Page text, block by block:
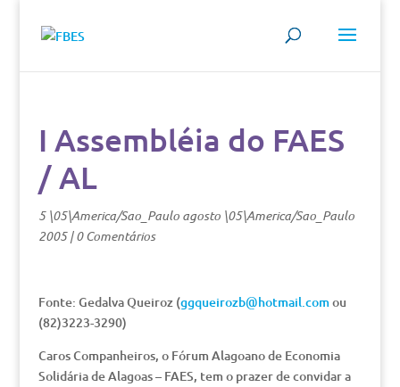
I Assembléia do FAES
/ AL
5 \05\America/Sao_Paulo agosto \05\America/Sao_Paulo
2005|0 Comentários
Fonte: Gedalva Queiroz (ggqueirozb@hotmail.comou
(82)3223-3290)
Caros Companheiros, o Fórum Alagoano de Economia
Solidária de Alagoas – FAES, tem o prazer de convidar a